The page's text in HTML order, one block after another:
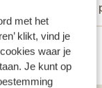
met het
klikt, vind je
waar je
Je kunt op